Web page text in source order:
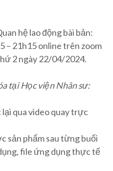
hệ lao động bài bản:
– 21h15 online trên zoom
2 ngày 22/04/2024.
tại Học viện Nhân sư:
qua video quay trực
sản phẩm sau từng buổi
file ứng dụng thực tế